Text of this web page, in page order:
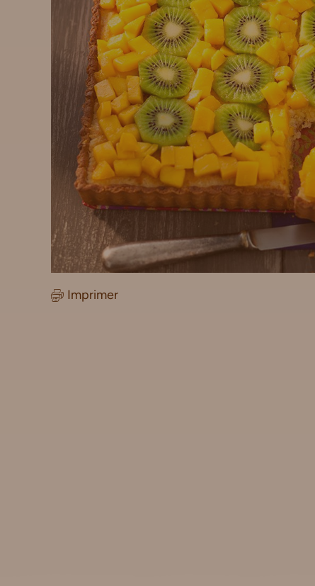
Imprimer